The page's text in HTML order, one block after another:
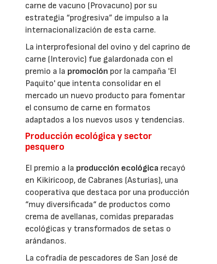
carne de vacuno (Provacuno) por su
estrategia “progresiva” de impulso a la
internacionalización de esta carne.
La interprofesional del ovino y del caprino de
carne (Interovic) fue galardonada con el
premio a la promoción por la campaña 'El
Paquito' que intenta consolidar en el
mercado un nuevo producto para fomentar
el consumo de carne en formatos
adaptados a los nuevos usos y tendencias.
Producción ecológica y sector
pesquero
El premio a la producción ecológica recayó
en Kikiricoop, de Cabranes (Asturias), una
cooperativa que destaca por una producción
“muy diversificada“ de productos como
crema de avellanas, comidas preparadas
ecológicas y transformados de setas o
arándanos.
La cofradía de pescadores de San José de